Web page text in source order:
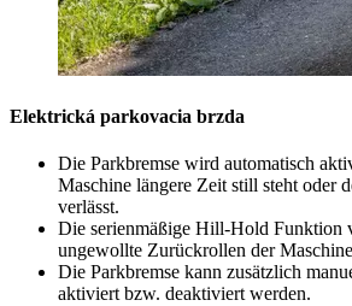
Elektrická parkovacia brzda
Die Parkbremse wird automatisch
Maschine längere Zeit still steht oder
verlässt.
Die serienmäßige Hill-Hold Funktion
ungewollte Zurückrollen der
Die Parkbremse kann zusätzlich
aktiviert bzw. deaktiviert werden.